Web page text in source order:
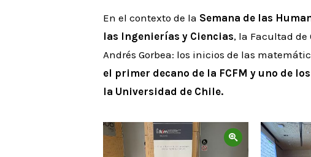
En el contexto de la Semana de las
las Ingenierías y Ciencias, la Facultad de
Andrés Gorbea: los inicios de las
el primer decano de la FCFM y uno de
la Universidad de Chile.
Zoom